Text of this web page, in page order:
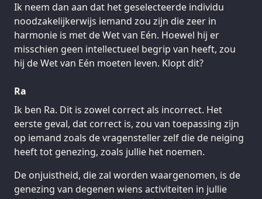
Ik neem dan aan dat het geselecteerde individu
noodzakelijkerwijs iemand zou zijn die zeer in
harmonie is met de Wet van Eén. Hoewel hij er
misschien geen intellectueel begrip van heeft, zou
hij de Wet van Eén moeten leven. Klopt dit?
Ra
Ik ben Ra. Dit is zowel correct als incorrect. Het
eerste geval, dat correct is, zou van toepassing zijn
op iemand zoals de vragensteller zelf die de neiging
heeft tot genezing, zoals jullie het noemen.
De onjuistheid, die zal worden waargenomen, is de
genezing van degenen wiens activiteiten in jullie